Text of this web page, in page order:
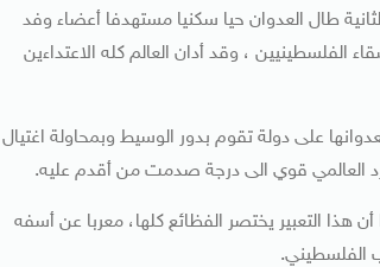
طال العدوان حيا سكنيا مستهدفا أعضاء وفد
وخمس من الاشقاء الفلسطينيين ، وقد أدان العالم كله الاعتداءين
على دولة تقوم بدور الوسيط وبمحاولة اغتيال
العالمي قوي الى درجة صدمت من أقدم عليه.
التعبير يختصر الفظائع كلها، معربا عن أسفه
الفلسطيني.